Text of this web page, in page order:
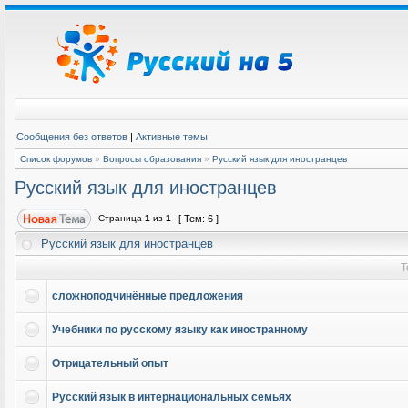
Сообщения без ответов | Активные темы
Список форумов » Вопросы образования » Русский язык для иностранцев
Русский язык для иностранцев
Страница 1 из 1 [ Тем: 6 ]
Русский язык для иностранцев
сложноподчинённые предложения
Учебники по русскому языку как иностранному
Отрицательный опыт
Русский язык в интернациональных семьях